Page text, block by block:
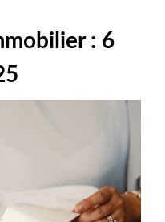
: 6